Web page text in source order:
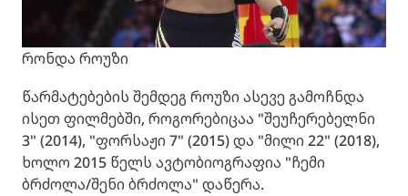
რონდა როუზი
წარმატებების შემდეგ როუზი ასევე გამოჩნდა
ისეთ ფილმებში, როგორებიცაა "შეუჩერებელნი
3" (2014), "ფორსაჟი 7" (2015) და "მილი 22" (2018),
ხოლო 2015 წელს ავტობიოგრაფია "ჩემი
ბრძოლა/შენი ბრძოლა" დაწერა.